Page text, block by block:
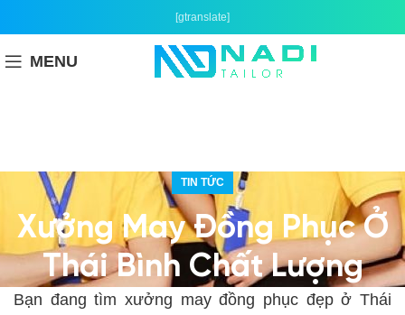
[gtranslate]
MENU
TIN TỨC
Xưởng May Đồng Phục Ở
Thái Bình Chất Lượng
Bạn đang tìm xưởng may đồng phục đẹp ở Thái